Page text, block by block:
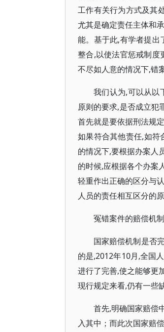
工作有关行为方式及其
尤其是确定责任主体和
能。基于此,有学者提出
整合,以使法官惩戒制度
不尽如人意的情况下,错
我们认为,可以从以
原则的要求,是否成立犯
首先就是要依据刑法规
如果符合其他责任,如符
的情况下,要根据办案人
的时候,应根据各个办案
轻重作出正确的区分与
人员的责任相互区分的原
冤错案件的赔偿机制
国家赔偿机制是否
的是,2012年10月,全国
进行了完善,使之能够更
现行规定来看,仍有一些
首先,明确国家赔偿
入其中；而此次国家赔